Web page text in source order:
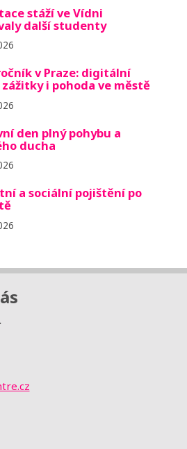
stáží ve Vídni
další studenty
v Praze: digitální
i pohoda ve městě
den plný pohybu a
ducha
a sociální pojištění po